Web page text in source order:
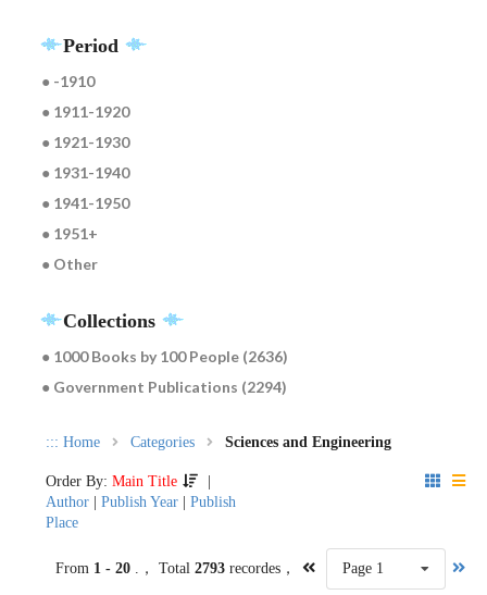
Period
● -1910
● 1911-1920
● 1921-1930
● 1931-1940
● 1941-1950
● 1951+
● Other
Collections
● 1000 Books by 100 People (2636)
● Government Publications (2294)
::: Home Categories Sciences and Engineering
Order By: Main Title
Author
Publish Year
Publish
Place
From 1 - 20 .， Total 2793recordes， Page 1